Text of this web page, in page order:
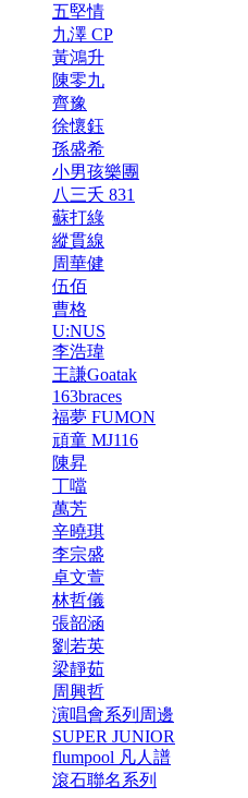
五堅情
九澤 CP
黃鴻升
陳零九
齊豫
徐懷鈺
孫盛希
小男孩樂團
八三夭 831
蘇打綠
縱貫線
周華健
伍佰
曹格
U:NUS
李浩瑋
王謙Goatak
163braces
福夢 FUMON
頑童 MJ116
陳昇
丁噹
萬芳
辛曉琪
李宗盛
卓文萱
林哲儀
張韶涵
劉若英
梁靜茹
周興哲
演唱會系列周邊
SUPER JUNIOR
flumpool 凡人譜
滾石聯名系列